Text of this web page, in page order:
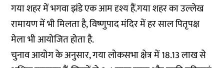
गया शहर में भगवा झंडे एक आम दृश्य हैं.गया शहर का उल्लेख
रामायण में भी मिलता है, विष्णुपाद मंदिर में हर साल पितृपक्ष
मेला भी आयोजित होता है.
चुनाव आयोग के अनुसार, गया लोकसभा क्षेत्र में 18.13 लाख से